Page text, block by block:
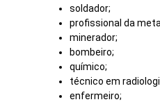
soldador;
profissional da
minerador;
bombeiro;
químico;
técnico em
enfermeiro;